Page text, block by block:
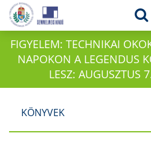
FIGYELEM: TECHNIKAI
NAPOKON A LEGENDUS
LESZ: AUGUSZTUS
KÖNYVEK